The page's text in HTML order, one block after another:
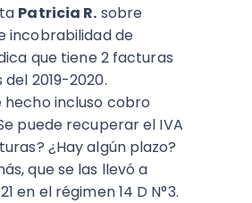
Patricia R. sobre
incobrabilidad de
que tiene 2 facturas
2019-2020.
hecho incluso cobro
puede recuperar el IVA
¿Hay algún plazo?
que se las llevó a
en el régimen 14 D N°3.